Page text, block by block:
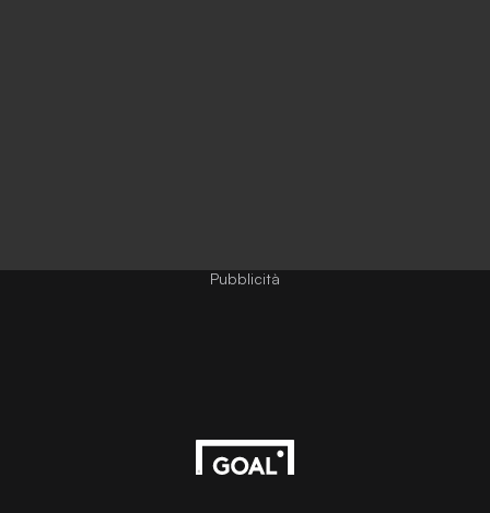
Pubblicità